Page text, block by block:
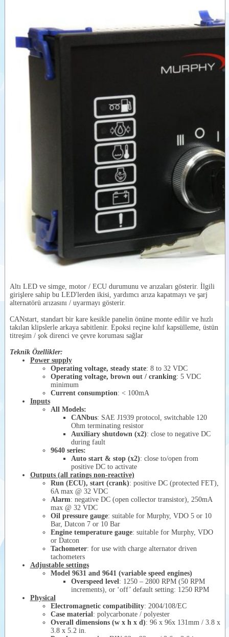
Ürünler
Altı LED ve simge, motor / ECU durumunu ve arızaları gösterir. İlgili
girişlere sahip bu LED'lerden ikisi, yardımcı arıza kapatmayı ve şarj
alternatörü arızasını / uyarmayı gösterir.
CANstart, standart bir kare kesikle panelin önüne monte edilir ve hızlı
takılan klipslerle arkaya sabitlenir. Epoksi reçine kılıf kapsülleme, üstün
titreşim / şok direnci ve çevre koruması sağlar
Teknik Özellikler:
Power supply
Operating voltage, steady state: 8 to 32 VDC
Operating voltage, brown out / cranking: 5 VDC
minimum
Current consumption: < 100mA
Inputs
All Models:
CANbus: SAE J1939 protocol, switchable 120
Ohm terminating resistor
Auxiliary shutdown (x2): close to negative DC
during fault
9640 series:
Auto start & stop (x2): close to/open from
positive DC to activate
Outputs (all ratings non-reactive)
Run (ECU), start (crank): positive DC (protected FET),
6A max @ 32 VDC
Alarm: negative DC (open collector transistor), 250mA
max @ 32 VDC
Oil pressure gauge: suitable for Murphy, VDO 5 or 10
Bar, Datcon 7 or 10 Bar
Engine temperature gauge: suitable for Murphy, VDO
or Datcon
Tachometer: for use with charge alternator driven
tachometers
Adjustable settings
Model 9631 and 9641 (variable speed engines)
Overspeed level: 1250 – 2800 RPM (50 RPM
increments), or ‘off’ default setting: 1250 RPM
Physical
Electromagnetic compatibility: 2004/108/EC
Case material: polycarbonate / polyester
Overall dimensions (w x h x d): 96 x 96x 131mm / 3.8 x
3.8 x 5.2 in.